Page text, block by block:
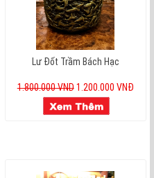
Lư Đốt Trầm Bách Hạc
1.800.000 VND 1.200.000 VNĐ